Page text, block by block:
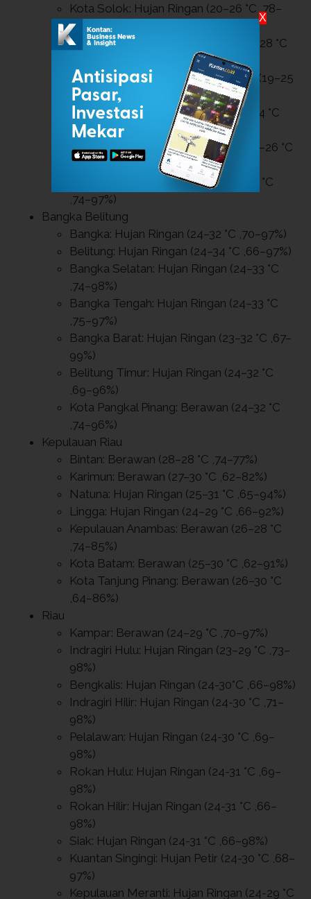
Kota Solok: Hujan Ringan (20–26 °C ,78–
98%)
Kota Sawahlunto: Hujan Ringan (22–28 °C
Kota Padang Panjang: Hujan Ringan (19–25
°C ,72–99%)
Kota Bukittinggi: Hujan Ringan (18–24 °C
,74–99%)
Kota Payakumbuh: Hujan Ringan (20–26 °C
,75–97%)
Kota Pariaman: Hujan Ringan (24–29 °C
,74–97%)
Bangka Belitung
Bangka: Hujan Ringan (24–32 °C ,70–97%)
Belitung: Hujan Ringan (24–34 °C ,66–97%)
Bangka Selatan: Hujan Ringan (24–33 °C
,74–98%)
Bangka Tengah: Hujan Ringan (24–33 °C
,75–97%)
Bangka Barat: Hujan Ringan (23–32 °C ,67–
99%)
Belitung Timur: Hujan Ringan (24–32 °C
,69–96%)
Kota Pangkal Pinang: Berawan (24–32 °C
,74–96%)
Kepulauan Riau
Bintan: Berawan (28–28 °C ,74–77%)
Karimun: Berawan (27–30 °C ,62–82%)
Natuna: Hujan Ringan (25–31 °C ,65–94%)
Lingga: Hujan Ringan (24–29 °C ,66–92%)
Kepulauan Anambas: Berawan (26–28 °C
,74–85%)
Kota Batam: Berawan (25–30 °C ,62–91%)
Kota Tanjung Pinang: Berawan (26–30 °C
,64–86%)
Riau
Kampar: Berawan (24–29 °C ,70–97%)
Indragiri Hulu: Hujan Ringan (23–29 °C ,73–
98%)
Bengkalis: Hujan Ringan (24-30°C ,66–98%)
Indragiri Hilir: Hujan Ringan (24-30 °C ,71–
98%)
Pelalawan: Hujan Ringan (24-30 °C ,69–
98%)
Rokan Hulu: Hujan Ringan (24-31 °C ,69–
98%)
Rokan Hilir: Hujan Ringan (24-31 °C ,66–
98%)
Siak: Hujan Ringan (24-31 °C ,66–98%)
Kuantan Singingi: Hujan Petir (24-30 °C ,68–
97%)
Kepulauan Meranti: Hujan Ringan (24-29 °C
X